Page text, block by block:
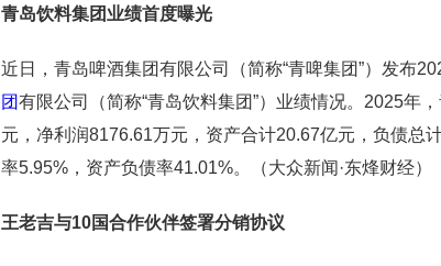
青岛饮料集团业绩首度曝光
近日，青岛啤酒集团有限公司（简称“青啤集团”）发布
团有限公司（简称“青岛饮料集团”）业绩情况。2025年
元，净利润8176.61万元，资产合计20.67亿元，负债总
率5.95%，资产负债率41.01%。（大众新闻·东烽财经）
王老吉与10国合作伙伴签署分销协议